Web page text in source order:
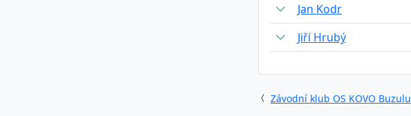
Jan Kodr
Jiří Hrubý
Závodní klub OS KOVO